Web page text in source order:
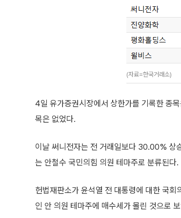
(자료=한국거래소)
4일 유가증권시장에서 상한가를 기록한 종
목은 없었다.
이날 써니전자는 전 거래일보다 30.00% 상
는 안철수 국민의힘 의원 테마주로 분류된다.
헌법재판소가 윤석열 전 대통령에 대한 국
인 안 의원 테마주에 매수세가 몰린 것으로